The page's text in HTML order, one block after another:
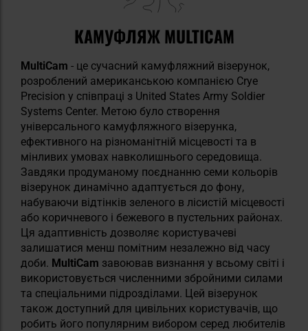
КАМУФЛЯЖ MULTICAM
MultiCam - це сучасний камуфляжний візерунок,
розроблений американською компанією Crye
Precision у співпраці з United States Army Soldier
Systems Center. Метою було створення
універсального камуфляжного візерунка,
ефективного на різноманітній місцевості та в
мінливих умовах навколишнього середовища.
Завдяки продуманому поєднанню семи кольорів
візерунок динамічно адаптується до фону,
набуваючи відтінків зеленого в лісистій місцевості
або коричневого і бежевого в пустельних районах.
Ця адаптивність дозволяє користувачеві
залишатися менш помітним незалежно від часу
доби. MultiCam завоював визнання у всьому світі і
використовується численними збройними силами
та спеціальними підрозділами. Цей візерунок
також доступний для цивільних користувачів, що
робить його популярним вибором серед любителів